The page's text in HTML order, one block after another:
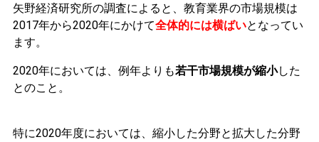
矢野経済研究所の調査によると、教育業界の市場規模は
2017年から2020年にかけて全体的には横ばいとなってい
ます。
2020年においては、例年よりも若干市場規模が縮小した
とのこと。
特に2020年度においては、縮小した分野と拡大した分野